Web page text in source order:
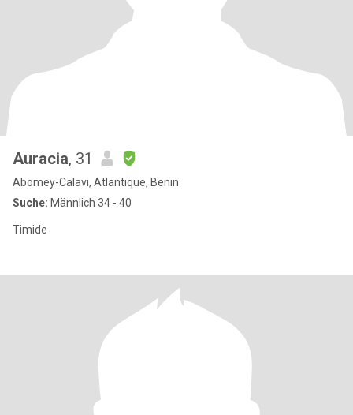
Auracia, 31
Abomey-Calavi, Atlantique, Benin
Suche: Männlich 34 - 40
Timide